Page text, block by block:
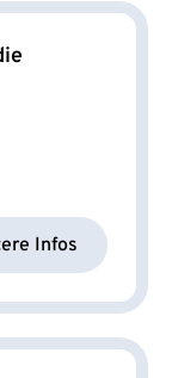
Infos